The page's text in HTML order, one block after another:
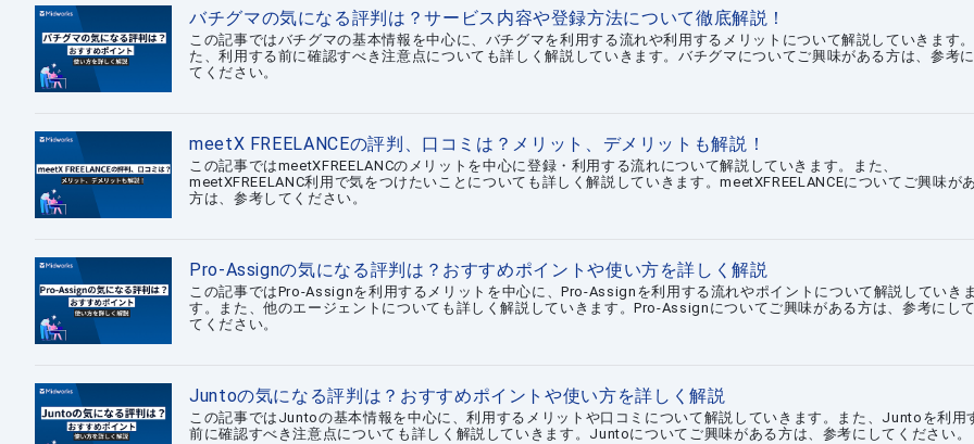
バチグマの気になる評判は？サービス内容や登録方法について徹底解説！
この記事ではバチグマの基本情報を中心に、バチグマを利用する流れや利用するメリットについて解説していきます。
た、利用する前に確認すべき注意点についても詳しく解説していきます。バチグマについてご興味がある方は、参考
てください。
meetX FREELANCEの評判、口コミは？メリット、デメリットも解説！
この記事ではmeetXFREELANCのメリットを中心に登録・利用する流れについて解説していきます。また、
meetXFREELANC利用で気をつけたいことについても詳しく解説していきます。meetXFREELANCEについてご興味が
方は、参考してください。
Pro-Assignの気になる評判は？おすすめポイントや使い方を詳しく解説
この記事ではPro-Assignを利用するメリットを中心に、Pro-Assignを利用する流れやポイントについて解説していきま
す。また、他のエージェントについても詳しく解説していきます。Pro-Assignについてご興味がある方は、参考にし
てください。
Juntoの気になる評判は？おすすめポイントや使い方を詳しく解説
この記事ではJuntoの基本情報を中心に、利用するメリットや口コミについて解説していきます。また、Juntoを利用
前に確認すべき注意点についても詳しく解説していきます。Juntoについてご興味がある方は、参考にしてください。